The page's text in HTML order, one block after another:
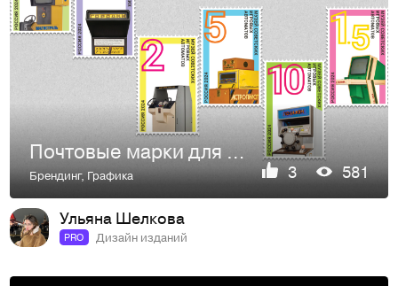
Почтовые марки для Музея игровых автоматов
Брендинг,Графика 3 581
Ульяна Шелкова
PRO Дизайн изданий